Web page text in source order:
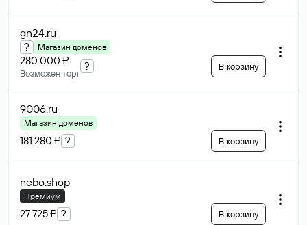
gn24.ru
? Магазин доменов
280 000 ₽
Возможен торг
? В корзину
9006.ru
Магазин доменов
181 280 ₽ ? В корзину
nebo.shop
Премиум
27 725 ₽ ? В корзину